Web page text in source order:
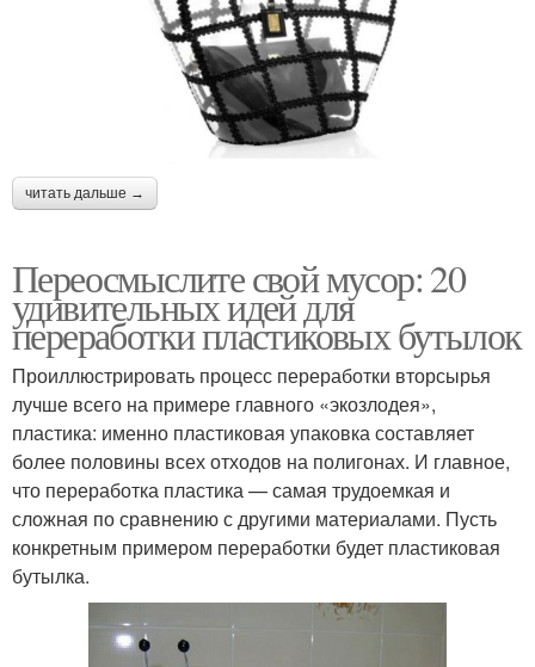
читать дальше →
Переосмыслите свой мусор: 20
удивительных идей для
переработки пластиковых бутылок
Проиллюстрировать процесс переработки вторсырья
лучше всего на примере главного «экозлодея»,
пластика: именно пластиковая упаковка составляет
более половины всех отходов на полигонах. И главное,
что переработка пластика — самая трудоемкая и
сложная по сравнению с другими материалами. Пусть
конкретным примером переработки будет пластиковая
бутылка.